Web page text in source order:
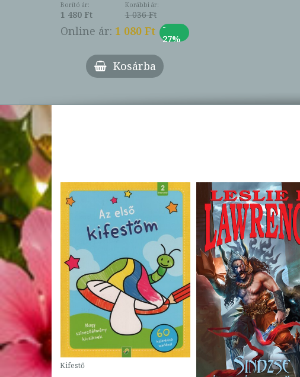
Borító ár:
1 480 Ft
Korábbi ár:
1 036 Ft
Online ár: 1 080 Ft -
27%
Kosárba
Kifestő